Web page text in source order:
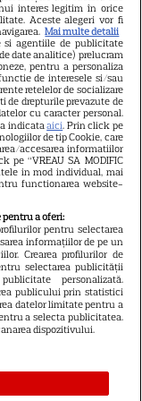
vârstnic
s-a decis!
procedezi
ce și-a
de la mare
lăsat în urmă
la Cer
Dinu Maxer a
de renume
admis
note maxime
interes legitim în orice
Aceste alegeri vor fi
Mai multe detalii
si agentiile de publicitate
date analitice) prelucram
pentru a personaliza
de interesele si/sau
retelelor de socializare
de drepturile prevazute de
cu caracter personal.
indicataaici. Prin click pe
de tip Cookie, care
accesarea informatiilor
pe “VREAU SA MODIFIC
in mod individual, mai
functionarea website-
a oferi:
pentru selectarea
informațiilor de pe un
Crearea profilurilor de
selectarea publicității
personalizată.
publicului prin statistici
datelor limitate pentru a
a selecta publicitatea.
dispozitivului.